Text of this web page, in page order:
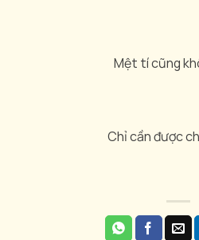
Mệt tí cũng
Chỉ cần được